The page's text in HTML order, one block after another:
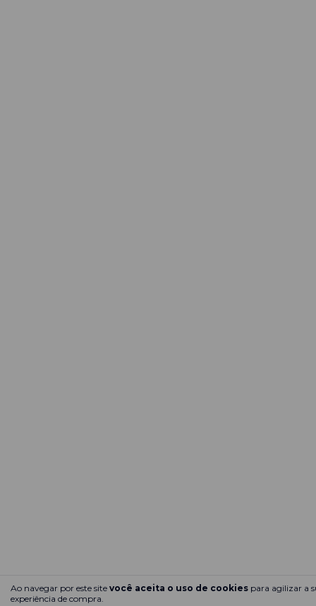
Ao navegar por este site você aceita o uso de cookies para agilizar a
experiência de compra.